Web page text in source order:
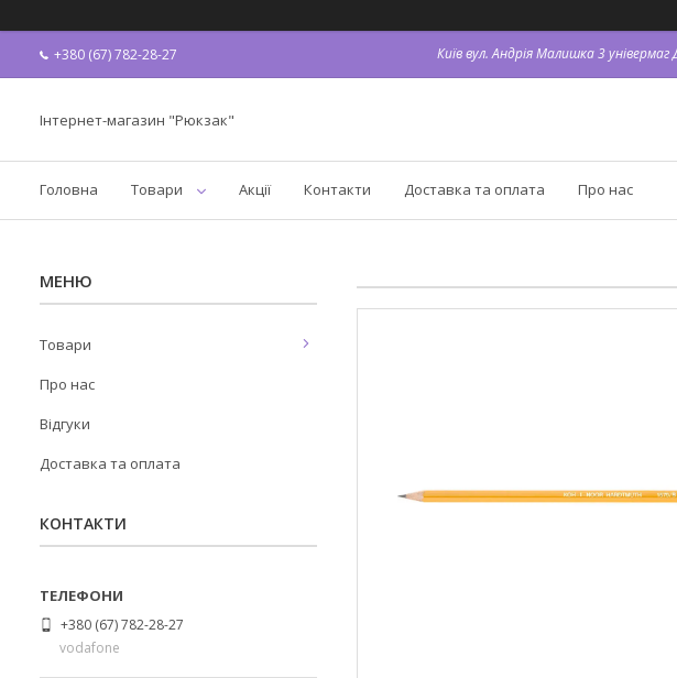
+380 (67) 782-28-27 Київ вул. Андрія Малишка 3
Інтернет-магазин "Рюкзак"
Головна Товари Акції Контакти Доставка та оплата Про нас
Товари
Про нас
Відгуки
Доставка та оплата
КОНТАКТИ
+380 (67) 782-28-27
vodafone